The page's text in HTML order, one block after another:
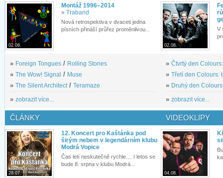
02.08.
Montáž 1996–2014
» Traband
Nová retrospektiva v dvaceti jedna
písních přináší průřez proměnlivou...
» Foreign Tongues / Rolling Stones
» The Wow! Signal / Muse
» The Silent Architect / Teramaze
» zobrazit více...
02.08.
V
» Čtvrtý den
» Třetí den Colours:
» Druhý den
» zobrazit více...
ČLÁNKY
28.07.
12. Koncert pro Kaštánka pod
širým nebem v legendárním klubu
Modrá Vopice
Čas letí neskutečně rychle.... I letos se
bude 8. srpna v klubu Modrá...
VIDEOKLIPY
04.08.